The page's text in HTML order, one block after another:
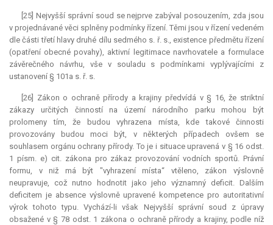
[25] Nejvyšší správní soud se nejprve zabýval posouzením, zda jsou
v projednávané věci splněny podmínky řízení. Těmi jsou v řízení vedeném
dle části třetí hlavy druhé dílu sedmého s. ř. s., existence předmětu řízení
(opatření obecné povahy), aktivní legitimace navrhovatele a formulace
závěrečného návrhu, vše v souladu s podmínkami vyplývajícími z
ustanovení § 101a s. ř. s.
[26] Zákon o ochraně přírody a krajiny předvídá v § 16, že striktní
zákazy určitých činností na území národního parku mohou být
prolomeny tím, že budou vyhrazena místa, kde takové činnosti
provozovány budou moci být, v některých případech ovšem se
souhlasem orgánu ochrany přírody. To je i situace upravená v § 16 odst.
1 písm. e) cit. zákona pro zákaz provozování vodních sportů. Právní
formu, v niž má být "vyhrazení místa“ vtěleno, zákon výslovně
neupravuje, což nutno hodnotit jako jeho významný deficit. Dalším
deficitem je absence výslovně upravené kompetence pro autoritativní
výrok tohoto typu. Vychází-li však Nejvyšší správní soud z úpravy
obsažené v § 78 odst. 1 zákona o ochraně přírody a krajiny, podle níž